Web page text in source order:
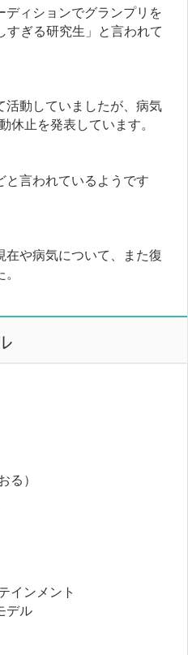
ィションでグランプリを
ぎる研究生」と言われて
動していましたが、病気
休止を発表しています。
言われているようです
や病気について、また復
）
インメント
デル